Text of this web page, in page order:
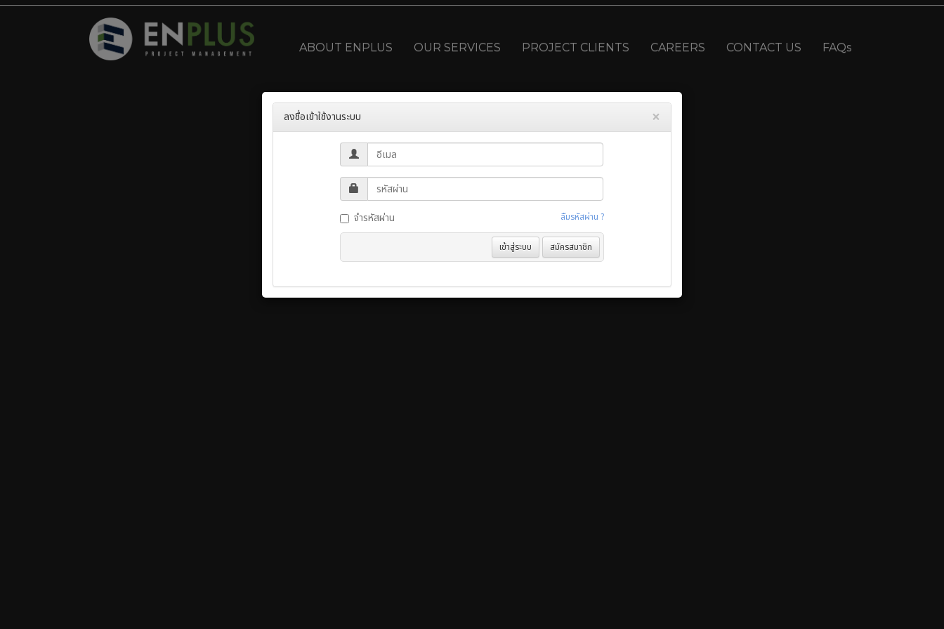
ลงชื่อเข้าใช้งานระบบ ×
จำรหัสผ่าน ลืมรหัสผ่าน ?
เข้าสู่ระบบ สมัครสมาชิก
ABOUT ENPLUS OUR SERVICES PROJECT CLIENTS CAREERS CONTACT US FAQs